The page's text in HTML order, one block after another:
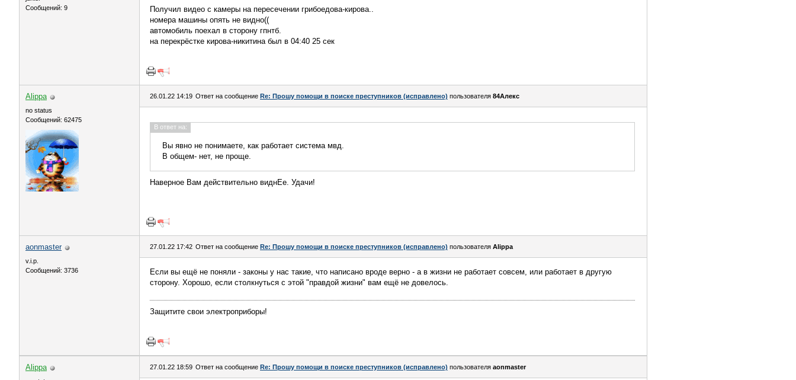
Сообщений: 9
Получил видео с камеры на пересечении грибоедова-кирова..
номера машины опять не видно((
автомобиль поехал в сторону гпнтб.
на перекрёстке кирова-никитина был в 04:40 25 сек
Alippa
no status
Сообщений: 62475
26.01.22 14:19 Ответ на сообщение Re: Прошу помощи в поиске преступников (исправлено) пользователя 84Алекс
В ответ на:
Вы явно не понимаете, как работает система мвд.
В общем- нет, не проще.
Наверное Вам действительно виднЕе. Удачи!
aonmaster
v.i.p.
Сообщений: 3736
27.01.22 17:42 Ответ на сообщение Re: Прошу помощи в поиске преступников (исправлено) пользователя Alippa
Если вы ещё не поняли - законы у нас такие, что написано вроде верно - а в жизни не работает совсем, или работает в другую
сторону. Хорошо, если столкнуться с этой "правдой жизни" вам ещё не довелось.
Защитите свои электроприборы!
Alippa 27.01.22 18:59 Ответ на сообщение Re: Прошу помощи в поиске преступников (исправлено) пользователя aonmaster